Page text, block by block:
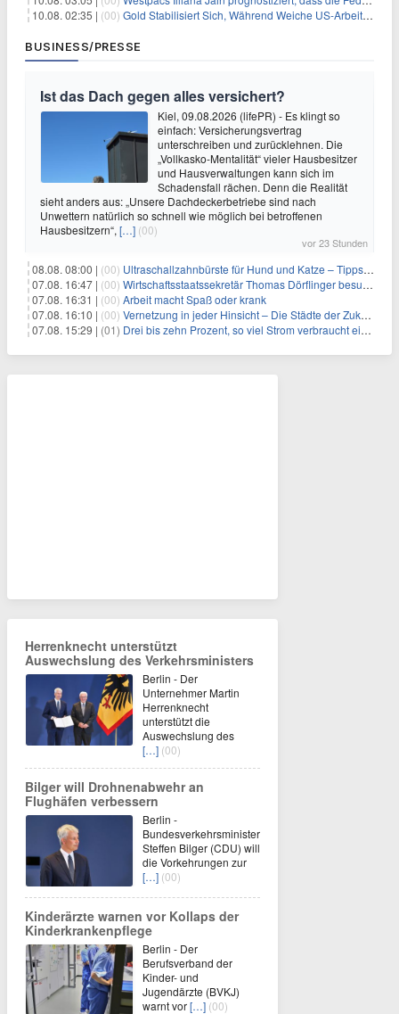
10.08. 02:35 | (00) Gold Stabilisiert Sich, Während Weiche US-Arbeitsmarktdaten Zinsängste Lindern
BUSINESS/PRESSE
Ist das Dach gegen alles versichert?
Kiel, 09.08.2026 (lifePR) - Es klingt so
einfach: Versicherungsvertrag
unterschreiben und zurücklehnen. Die
„Vollkasko-Mentalität“ vieler Hausbesitzer
und Hausverwaltungen kann sich im
Schadensfall rächen. Denn die Realität
sieht anders aus: „Unsere Dachdeckerbetriebe sind nach
Unwettern natürlich so schnell wie möglich bei betroffenen
Hausbesitzern“, […] (00)
vor 23 Stunden
08.08. 08:00 | (00) Ultraschallzahnbürste für Hund und Katze – Tipps zur erfolgreichen Eingewöhnung
07.08. 16:47 | (00) Wirtschaftsstaatssekretär Thomas Dörflinger besucht Handwerksbetrieb im Kammerbezirk Freiburg
07.08. 16:31 | (00) Arbeit macht Spaß oder krank
07.08. 16:10 | (00) Vernetzung in jeder Hinsicht – Die Städte der Zukunft sind grün-blau
07.08. 15:29 | (01) Drei bis zehn Prozent, so viel Strom verbraucht ein Aufzug im Gebäude
Herrenknecht unterstützt
Auswechslung des Verkehrsministers
Berlin - Der
Unternehmer Martin
Herrenknecht
unterstützt die
Auswechslung des
[…] (00)
Bilger will Drohnenabwehr an
Flughäfen verbessern
Berlin -
Bundesverkehrsminister
Steffen Bilger (CDU) will
die Vorkehrungen zur
[…] (00)
Kinderärzte warnen vor Kollaps der
Kinderkrankenpflege
Berlin - Der
Berufsverband der
Kinder- und
Jugendärzte (BVKJ)
warnt vor[…] (00)